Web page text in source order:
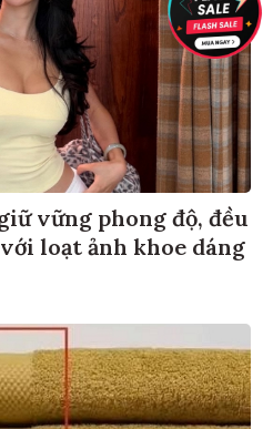
vững phong độ, đều
loạt ảnh khoe dáng